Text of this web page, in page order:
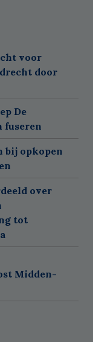
voor
door
De
fuseren
bij opkopen
over
tot
Midden-